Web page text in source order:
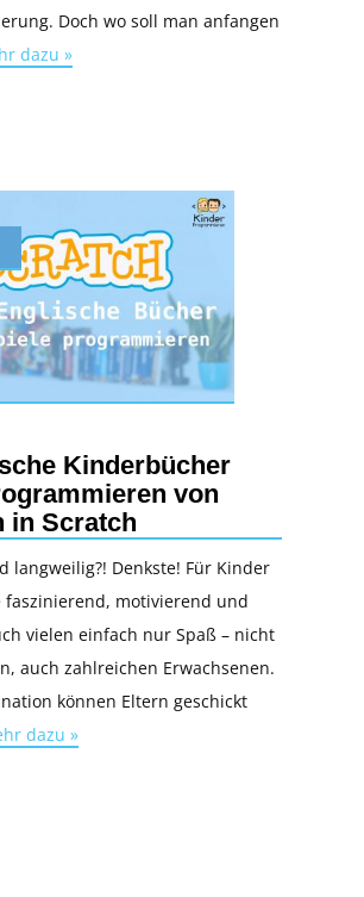
Doch wo soll man anfangen
dazu »
Kinderbücher
von
in Scratch
langweilig?! Denkste! Für Kinder
faszinierend, motivierend und
vielen einfach nur Spaß – nicht
auch zahlreichen Erwachsenen.
können Eltern geschickt
dazu »